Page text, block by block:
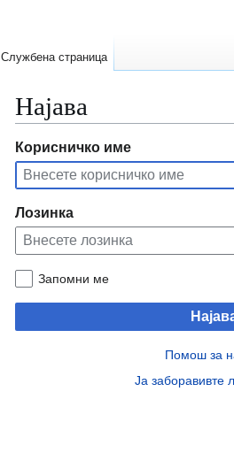
Најава
Прејди
на
прегледникот
Прејди
на
пребарувањето
Корисничко име
Лозинка
Запомни ме
Помош за
Ја заборавивте
Службена страница